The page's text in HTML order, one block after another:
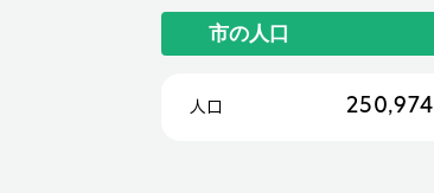
市の人口
人口 250,974